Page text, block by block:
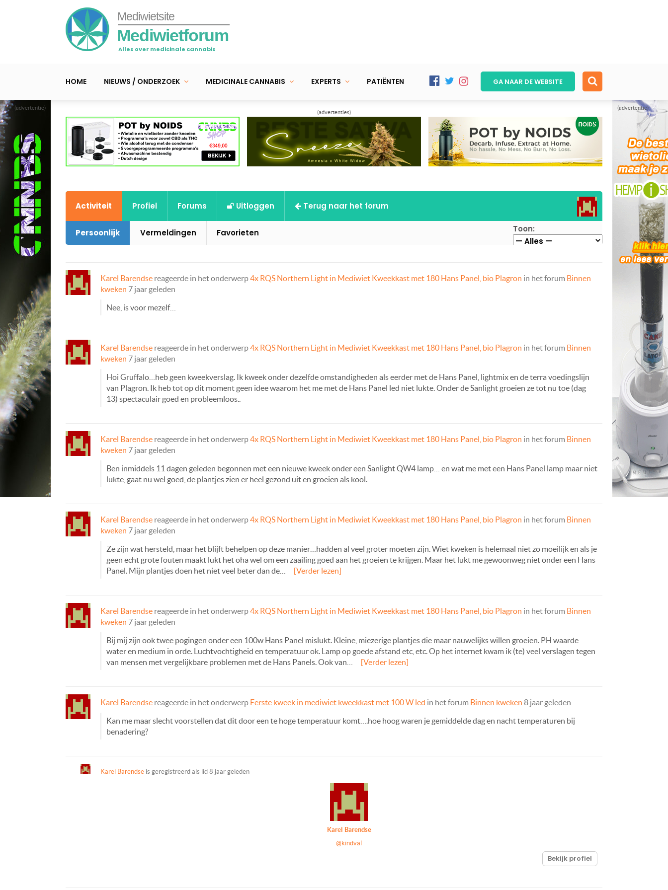
(advertentie) (advertentie)
Mediwietsite
Mediwietforum
Alles over medicinale cannabis
HOME NIEUWS / ONDERZOEK MEDICINALE CANNABIS EXPERTS PATIËNTEN GA NAAR DEWEBSITE
(advertenties)
Activiteit Profiel Forums Uitloggen Terug naar het forum
Persoonlijk Vermeldingen Favorieten Toon:
Karel Barendse reageerde in het onderwerp4x RQS Northern Light in Mediwiet Kweekkast met 180 Hans Panel, bio Plagron in het forum Binnen
kweken 7 jaar geleden
Nee, is voor mezelf…
Karel Barendse reageerde in het onderwerp4x RQS Northern Light in Mediwiet Kweekkast met 180 Hans Panel, bio Plagron in het forum Binnen
kweken 7 jaar geleden
Hoi Gruffalo…heb geen kweekverslag. Ik kweek onder dezelfde omstandigheden als eerder met de Hans Panel, lightmix en de terra voedingslijn
van Plagron. Ik heb tot op dit moment geen idee waarom het me met de Hans Panel led niet lukte. Onder de Sanlight groeien ze tot nu toe (dag
13) spectaculair goed en probleemloos..
Karel Barendse reageerde in het onderwerp4x RQS Northern Light in Mediwiet Kweekkast met 180 Hans Panel, bio Plagron in het forum Binnen
kweken 7 jaar geleden
Ben inmiddels 11 dagen geleden begonnen met een nieuwe kweek onder een Sanlight QW4 lamp… en wat me met een Hans Panel lamp maar niet
lukte, gaat nu wel goed, de plantjes zien er heel gezond uit en groeien als kool.
Karel Barendse reageerde in het onderwerp4x RQS Northern Light in Mediwiet Kweekkast met 180 Hans Panel, bio Plagron in het forum Binnen
kweken 7 jaar geleden
Ze zijn wat hersteld, maar het blijft behelpen op deze manier…hadden al veel groter moeten zijn. Wiet kweken is helemaal niet zo moeilijk en als je
geen echt grote fouten maakt lukt het oha wel om een zaailing goed aan het groeien te krijgen. Maar het lukt me gewoonweg niet onder een Hans
Panel. Mijn plantjes doen het niet veel beter dan de…
[Verder lezen]
Karel Barendse reageerde in het onderwerp4x RQS Northern Light in Mediwiet Kweekkast met 180 Hans Panel, bio Plagron in het forum Binnen
kweken 7 jaar geleden
Bij mij zijn ook twee pogingen onder een 100w Hans Panel mislukt. Kleine, miezerige plantjes die maar nauwelijks willen groeien. PH waarde
water en medium in orde. Luchtvochtigheid en temperatuur ok. Lamp op goede afstand etc, etc. Op het internet kwam ik (te) veel verslagen tegen
van mensen met vergelijkbare problemen met de Hans Panels. Ook van…
[Verder lezen]
Karel Barendse reageerde in het onderwerp Eerste kweek in mediwiet kweekkast met 100 W led in het forum Binnen kweken 8 jaar geleden
Kan me maar slecht voorstellen dat dit door een te hoge temperatuur komt….hoe hoog waren je gemiddelde dag en nacht temperaturen bij
benadering?
Karel Barendse is geregistreerd als lid 8 jaar geleden
Karel Barendse
@kindval
Bekijk profiel